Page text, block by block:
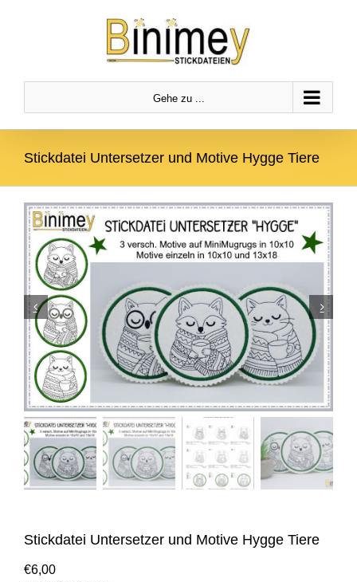
Gehe zu ...
Stickdatei Untersetzer und Motive Hygge Tiere
Stickdatei Untersetzer und Motive Hygge Tiere
€6,00